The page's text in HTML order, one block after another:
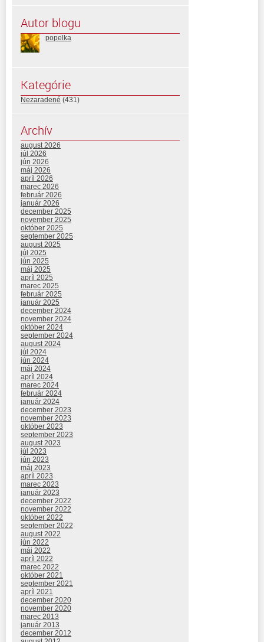
Autor blogu
popelka
Kategórie
Nezaradené (431)
Archív
august 2026
júl 2026
jún 2026
máj 2026
apríl 2026
marec 2026
február 2026
január 2026
december 2025
november 2025
október 2025
september 2025
august 2025
júl 2025
jún 2025
máj 2025
apríl 2025
marec 2025
február 2025
január 2025
december 2024
november 2024
október 2024
september 2024
august 2024
júl 2024
jún 2024
máj 2024
apríl 2024
marec 2024
február 2024
január 2024
december 2023
november 2023
október 2023
september 2023
august 2023
júl 2023
jún 2023
máj 2023
apríl 2023
marec 2023
január 2023
december 2022
november 2022
október 2022
september 2022
august 2022
jún 2022
máj 2022
apríl 2022
marec 2022
október 2021
september 2021
apríl 2021
december 2020
november 2020
marec 2013
január 2013
december 2012